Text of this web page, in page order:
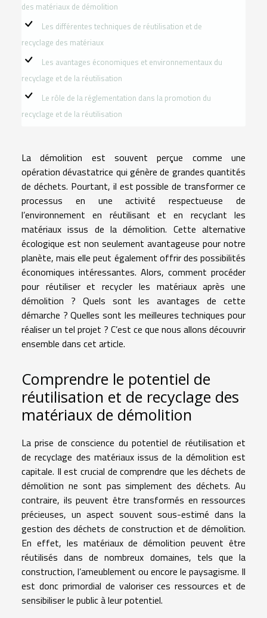
des matériaux de démolition
Les différentes techniques de réutilisation et de
recyclage des matériaux
Les avantages économiques et environnementaux du
recyclage et de la réutilisation
Le rôle de la réglementation dans la promotion du
recyclage et de la réutilisation
La démolition est souvent perçue comme une
opération dévastatrice qui génère de grandes quantités
de déchets. Pourtant, il est possible de transformer ce
processus en une activité respectueuse de
l’environnement en réutilisant et en recyclant les
matériaux issus de la démolition. Cette alternative
écologique est non seulement avantageuse pour notre
planète, mais elle peut également offrir des possibilités
économiques intéressantes. Alors, comment procéder
pour réutiliser et recycler les matériaux après une
démolition ? Quels sont les avantages de cette
démarche ? Quelles sont les meilleures techniques pour
réaliser un tel projet ? C’est ce que nous allons découvrir
ensemble dans cet article.
Comprendre le potentiel de
réutilisation et de recyclage des
matériaux de démolition
La prise de conscience du potentiel de réutilisation et
de recyclage des matériaux issus de la démolition est
capitale. Il est crucial de comprendre que les déchets de
démolition ne sont pas simplement des déchets. Au
contraire, ils peuvent être transformés en ressources
précieuses, un aspect souvent sous-estimé dans la
gestion des déchets de construction et de démolition.
En effet, les matériaux de démolition peuvent être
réutilisés dans de nombreux domaines, tels que la
construction, l’ameublement ou encore le paysagisme. Il
est donc primordial de valoriser ces ressources et de
sensibiliser le public à leur potentiel.